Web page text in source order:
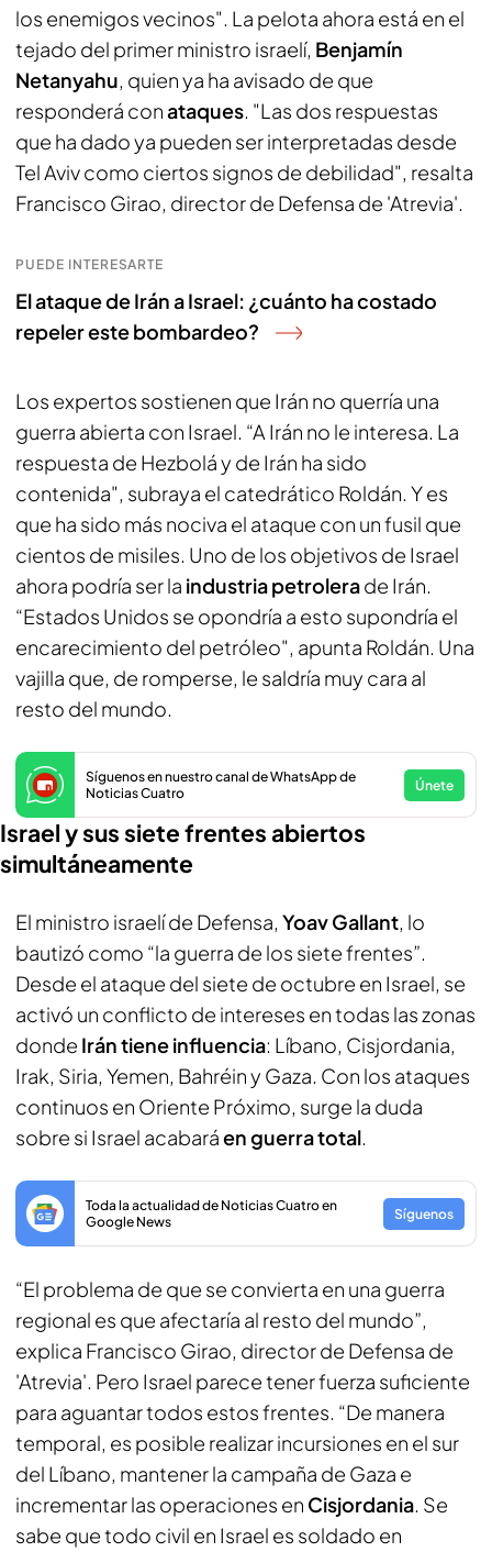
los enemigos vecinos". La pelota ahora está en el
tejado del primer ministro israelí, Benjamín
Netanyahu, quien ya ha avisado de que
responderá conataques. "Las dos respuestas
que ha dado ya pueden ser interpretadas desde
Tel Aviv como ciertos signos de debilidad", resalta
Francisco Girao, director de Defensa de 'Atrevia'.
PUEDE INTERESARTE
El ataque de Irán a Israel: ¿cuánto ha costado
repeler este bombardeo?
Los expertos sostienen que Irán no querría una
guerra abierta con Israel. “A Irán no le interesa. La
respuesta de Hezbolá y de Irán ha sido
contenida", subraya el catedrático Roldán. Y es
que ha sido más nociva el ataque con un fusil que
cientos de misiles. Uno de los objetivos de Israel
ahora podría ser la industria petrolerade Irán.
“Estados Unidos se opondría a esto supondría el
encarecimiento del petróleo", apunta Roldán. Una
vajilla que, de romperse, le saldría muy cara al
resto del mundo.
Síguenos en nuestro canal de WhatsApp de
Noticias Cuatro
Únete
Israel y sus siete frentes abiertos
simultáneamente
El ministro israelí de Defensa, Yoav Gallant, lo
bautizó como “la guerra de los siete frentes”.
Desde el ataque del siete de octubre en Israel, se
activó un conflicto de intereses en todas las zonas
donde Irán tiene influencia: Líbano, Cisjordania,
Irak, Siria, Yemen, Bahréin y Gaza. Con los ataques
continuos en Oriente Próximo, surge la duda
sobre si Israel acabaráen guerra total.
Toda la actualidad de Noticias Cuatro en
Google News
Síguenos
“El problema de que se convierta en una guerra
regional es que afectaría al resto del mundo”,
explica Francisco Girao, director de Defensa de
'Atrevia'. Pero Israel parece tener fuerza suficiente
para aguantar todos estos frentes. “De manera
temporal, es posible realizar incursiones en el sur
del Líbano, mantener la campaña de Gaza e
incrementar las operaciones en Cisjordania. Se
sabe que todo civil en Israel es soldado en